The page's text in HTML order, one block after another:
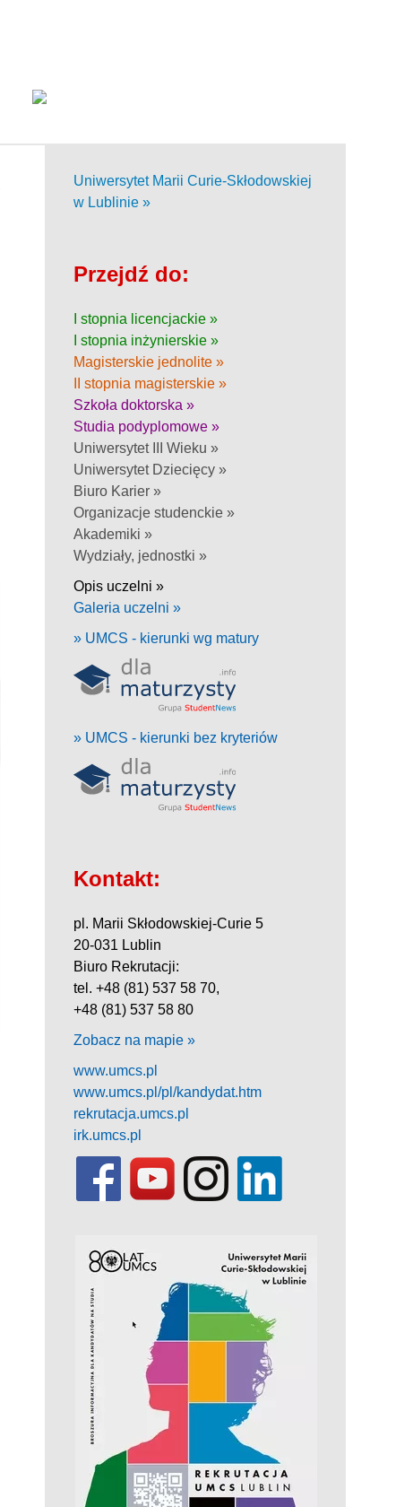
Uniwersytet Marii Curie-Skłodowskiej
w Lublinie »
Przejdź do:
I stopnia licencjackie »
I stopnia inżynierskie »
Magisterskie jednolite »
II stopnia magisterskie »
Szkoła doktorska »
Studia podyplomowe »
Uniwersytet III Wieku »
Uniwersytet Dziecięcy »
Biuro Karier »
Organizacje studenckie »
Akademiki »
Wydziały, jednostki »
Opis uczelni »
Galeria uczelni »
» UMCS - kierunki wg matury
» UMCS - kierunki bez kryteriów
Kontakt:
pl. Marii Skłodowskiej-Curie 5
20-031 Lublin
Biuro Rekrutacji:
tel. +48 (81) 537 58 70,
+48 (81) 537 58 80
Zobacz na mapie »
www.umcs.pl
www.umcs.pl/pl/kandydat.htm
rekrutacja.umcs.pl
irk.umcs.pl